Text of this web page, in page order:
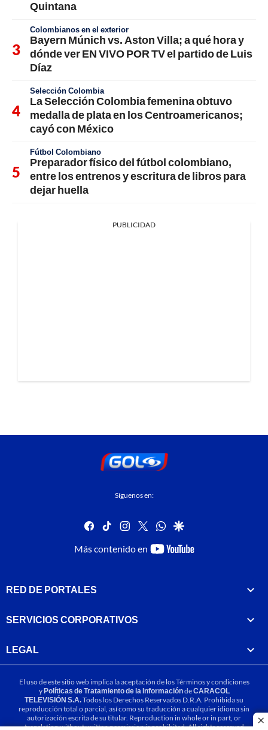
Quintana
Colombianos en el exterior
Bayern Múnich vs. Aston Villa; a qué hora y
dónde ver EN VIVO POR TV el partido de Luis
Díaz
Selección Colombia
La Selección Colombia femenina obtuvo
medalla de plata en los Centroamericanos;
cayó con México
Fútbol Colombiano
Preparador físico del fútbol colombiano,
entre los entrenos y escritura de libros para
dejar huella
PUBLICIDAD
Síguenos en:
facebook
tiktok instagram
twitterwhatsapp
google
Más contenido en
youtube-
RED DE PORTALES
SERVICIOS CORPORATIVOS
LEGAL
El uso de este sitio web implica la aceptación de losTérminos y condiciones
yPolíticas de Tratamiento de la InformacióndeCARACOL
TELEVISIÓN S.A.Todos los Derechos Reservados D.R.A. Prohibida su
reproducción total o parcial, así como su traducción a cualquier idioma sin
autorización escrita de su titular. Reproduction in whole or in part, or
translation without written permission is prohibited. All rights reserved